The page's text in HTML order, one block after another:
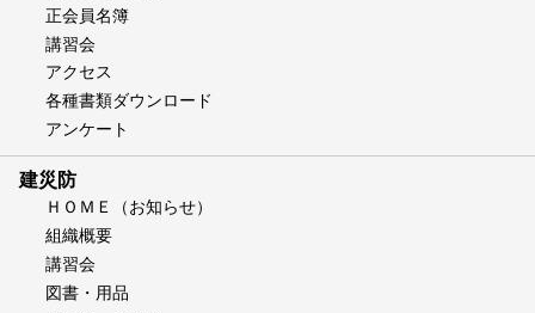
正会員名簿
講習会
アクセス
各種書類ダウンロード
アンケート
建災防
ＨＯＭＥ（お知らせ）
組織概要
講習会
図書・用品